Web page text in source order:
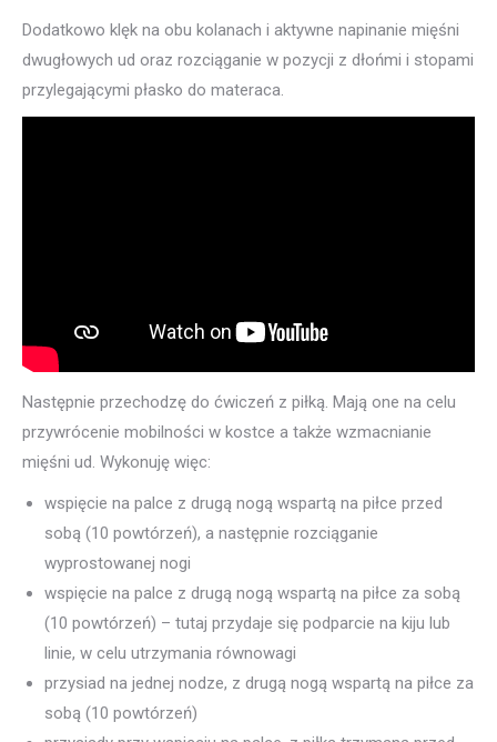
Dodatkowo klęk na obu kolanach i aktywne napinanie mięśni
dwugłowych ud oraz rozciąganie w pozycji z dłońmi i stopami
przylegającymi płasko do materaca.
Następnie przechodzę do ćwiczeń z piłką. Mają one na celu
przywrócenie mobilności w kostce a także wzmacnianie
mięśni ud. Wykonuję więc:
wspięcie na palce z drugą nogą wspartą na piłce przed
sobą (10 powtórzeń), a następnie rozciąganie
wyprostowanej nogi
wspięcie na palce z drugą nogą wspartą na piłce za sobą
(10 powtórzeń) – tutaj przydaje się podparcie na kiju lub
linie, w celu utrzymania równowagi
przysiad na jednej nodze, z drugą nogą wspartą na piłce za
sobą (10 powtórzeń)